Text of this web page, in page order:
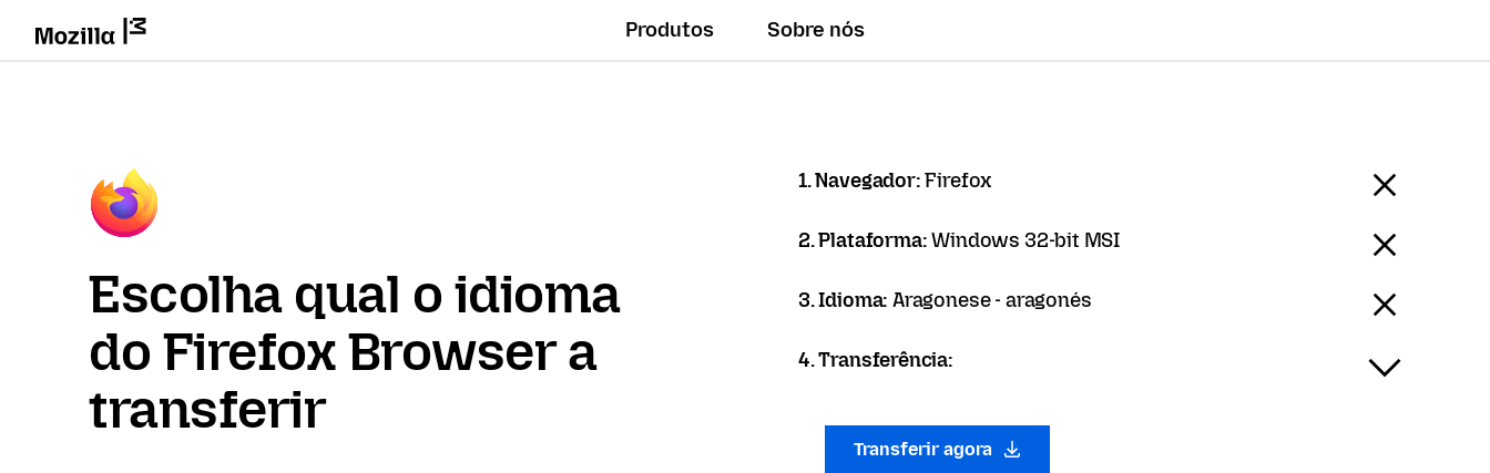
Produtos Sobre nós
Escolha qual o idioma
do Firefox Browser a
transferir
1. Navegador:Firefox
2. Plataforma:Windows 32-bit MSI
3. Idioma:Aragonese - aragonés
4. Transferência:
Transferir agora